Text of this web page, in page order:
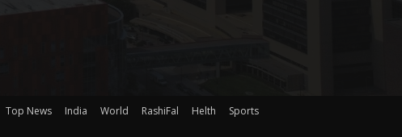
Top News India World RashiFal Helth
Sports